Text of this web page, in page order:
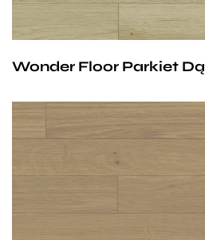
Wonder Floor Parkiet